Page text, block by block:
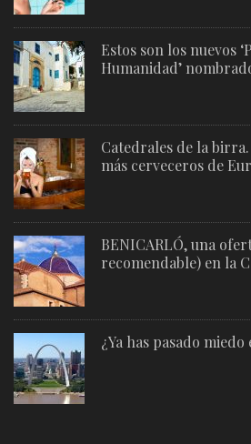
Estos son los nuevos
Humanidad’
Catedrales de la
más cerveceros de
BENICARLÓ, una
recomendable) en la
¿Ya has pasado